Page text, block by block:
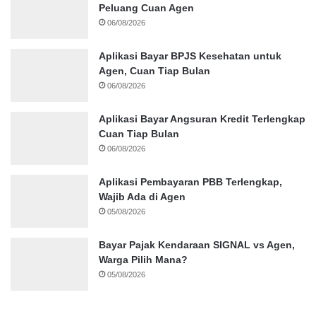
Peluang Cuan Agen
06/08/2026
Aplikasi Bayar BPJS Kesehatan untuk
Agen, Cuan Tiap Bulan
06/08/2026
Aplikasi Bayar Angsuran Kredit Terlengkap
Cuan Tiap Bulan
06/08/2026
Aplikasi Pembayaran PBB Terlengkap,
Wajib Ada di Agen
05/08/2026
Bayar Pajak Kendaraan SIGNAL vs Agen,
Warga Pilih Mana?
05/08/2026